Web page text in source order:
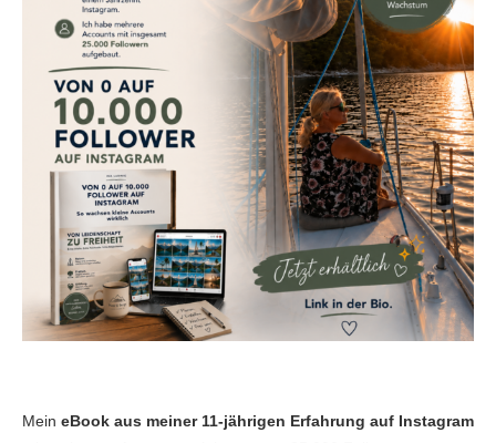
Mein eBook aus meiner 11-jährigen Erfahrung auf Instagram